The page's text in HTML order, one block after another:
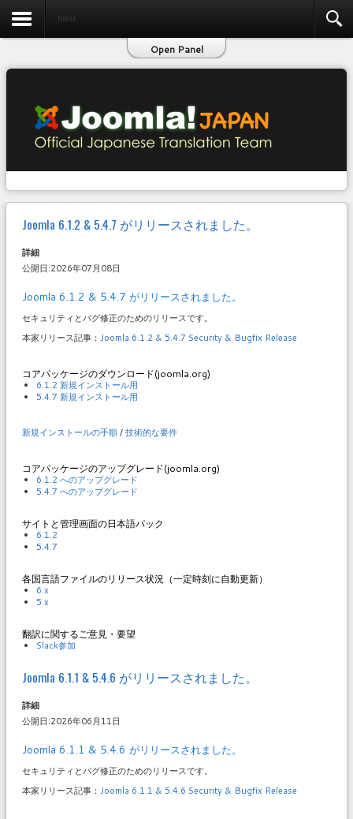
Home
Open Panel
Joomla 6.1.2 & 5.4.7 がリリースされました。
詳細
公開日:2026年07月08日
Joomla 6.1.2 & 5.4.7 がリリースされました。
セキュリティとバグ修正のためのリリースです。
本家リリース記事： Joomla 6.1.2 & 5.4.7 Security & Bugfix Release
コアパッケージのダウンロード(joomla.org)
6.1.2 新規インストール用
5.4.7 新規インストール用
新規インストールの手順/技術的な要件
コアパッケージのアップグレード(joomla.org)
6.1.2 へのアップグレード
5.4.7 へのアップグレード
サイトと管理画面の日本語パック
6.1.2
5.4.7
各国言語ファイルのリリース状況（一定時刻に自動更新）
6.x
5.x
翻訳に関するご意見・要望
Slack参加
Joomla 6.1.1 & 5.4.6 がリリースされました。
詳細
公開日:2026年06月11日
Joomla 6.1.1 & 5.4.6 がリリースされました。
セキュリティとバグ修正のためのリリースです。
本家リリース記事： Joomla 6.1.1 & 5.4.6 Security & Bugfix Release